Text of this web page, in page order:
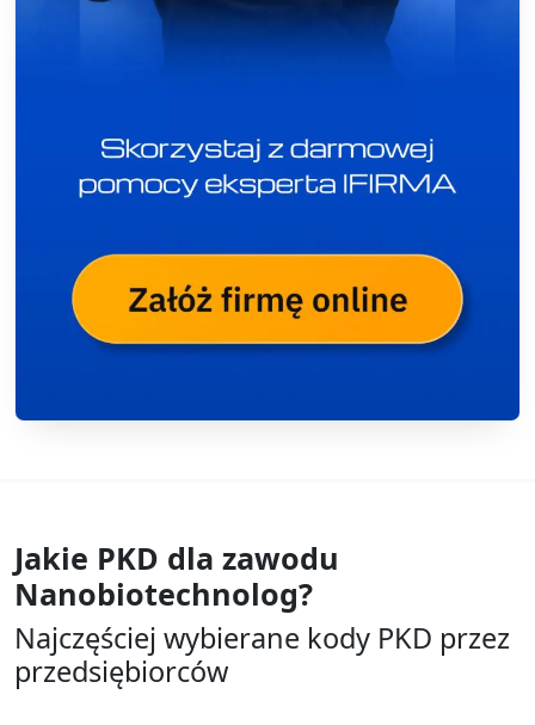
Jakie PKD dla zawodu
Nanobiotechnolog?
Najczęściej wybierane kody PKD przez
przedsiębiorców